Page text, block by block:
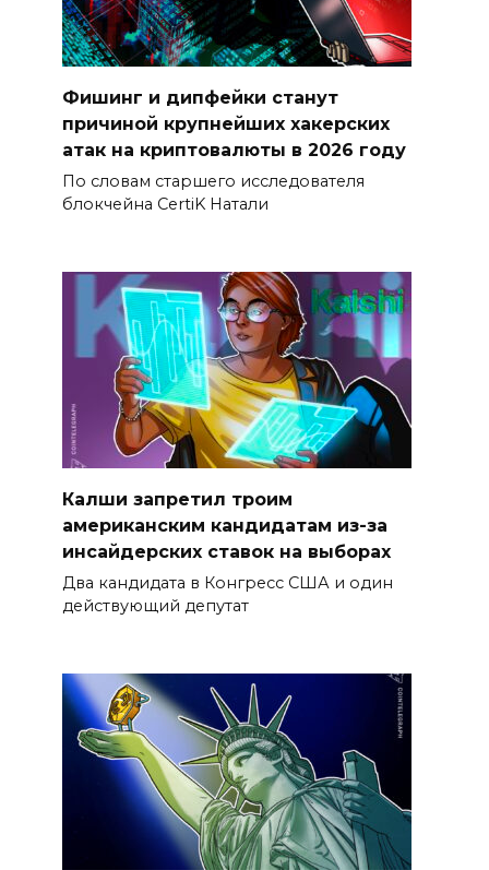
Фишинг и дипфейки станут
причиной крупнейших хакерских
атак на криптовалюты в 2026 году
По словам старшего исследователя
блокчейна CertiK Натали
Калши запретил троим
американским кандидатам из-за
инсайдерских ставок на выборах
Два кандидата в Конгресс США и один
действующий депутат